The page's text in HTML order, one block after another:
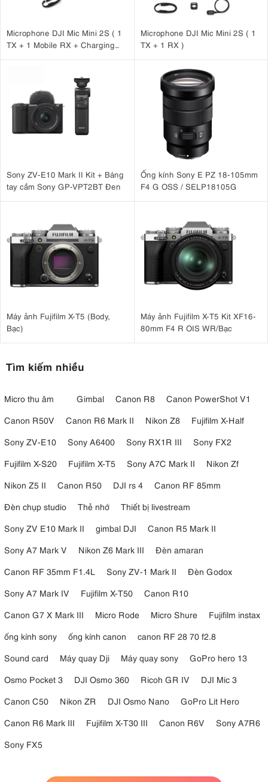
Microphone DJI Mic Mini 2S ( 1
TX + 1 Mobile RX + Charging
Microphone DJI Mic Mini 2S ( 1
TX + 1 RX )
Sony ZV-E10 Mark II Kit + Báng
tay cầm Sony GP-VPT2BT Đen
Ống kính Sony E PZ 18-105mm
F4 G OSS / SELP18105G
Máy ảnh Fujifilm X-T5 (Body,
Bạc)
Máy ảnh Fujifilm X-T5 Kit XF16-
80mm F4 R OIS WR/Bạc
Tìm kiếm nhiều
Micro thu âm Gimbal Canon R8
Canon PowerShot V1
Canon R50V
Canon R6 Mark II Nikon Z8
Fujifilm X-Half
Sony ZV-E10
Sony A6400 Sony RX1R III
Sony FX2
Fujifilm X-S20
Fujifilm X-T5 Sony A7C Mark II
Nikon Zf
Nikon Z5 II
Canon R50 DJI rs 4
Canon RF 85mm
Đèn chụp studio
Thẻ nhớ
Thiết bị livestream
Sony ZV E10 Mark II
gimbal DJI
Canon R5 Mark II
Sony A7 Mark V
Nikon Z6 Mark III
Đèn amaran
Canon RF 35mm F1.4L
Sony ZV-1 Mark II
Đèn Godox
Sony A7 Mark IV
Fujifilm X-T50
Canon R10
Canon G7 X Mark III
Micro Rode Micro Shure
Fujifilm instax
ống kính sony
ống kính canon
canon RF 28 70 f2.8
Sound card
Máy quay Dji Máy quay sony
GoPro hero 13
Osmo Pocket 3
DJI Osmo 360 Ricoh GR IV
DJI Mic 3
Canon C50
Nikon ZR DJI Osmo Nano
GoPro Lit Hero
Canon R6 Mark III
Fujifilm X-T30 III Canon R6V
Sony A7R6
Sony FX5